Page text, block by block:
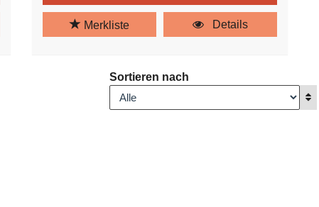
Merkliste Details
Sortieren nach